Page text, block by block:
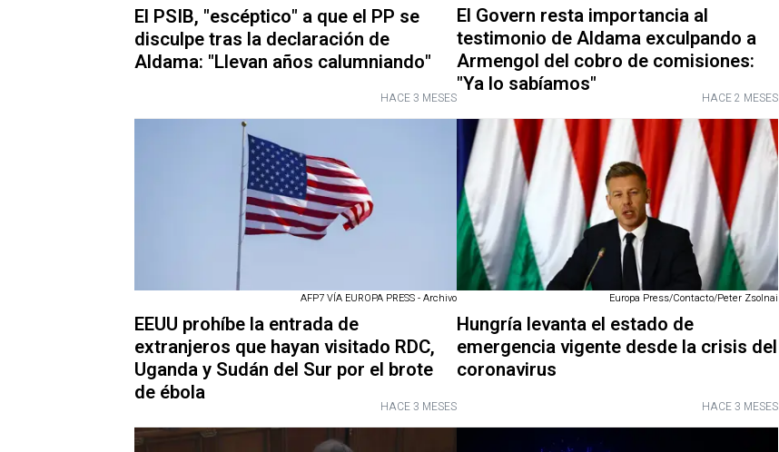
El PSIB, "escéptico" a que el PP se
disculpe tras la declaración de
Aldama: "Llevan años calumniando"
HACE 3 MESES
El Govern resta importancia al
testimonio de Aldama exculpando a
Armengol del cobro de comisiones:
"Ya lo sabíamos"
HACE 2 MESES
AFP7 VÍA EUROPA PRESS - Archivo
EEUU prohíbe la entrada de
extranjeros que hayan visitado RDC,
Uganda y Sudán del Sur por el brote
de ébola
HACE 3 MESES
Europa Press/Contacto/Peter Zsolnai
Hungría levanta el estado de
emergencia vigente desde la crisis del
coronavirus
HACE 3 MESES